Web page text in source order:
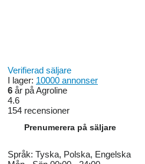
Verifierad säljare
I lager: 10000 annonser
6 år på Agroline
4.6
154 recensioner
Prenumerera på säljare
Språk: Tyska, Polska, Engelska